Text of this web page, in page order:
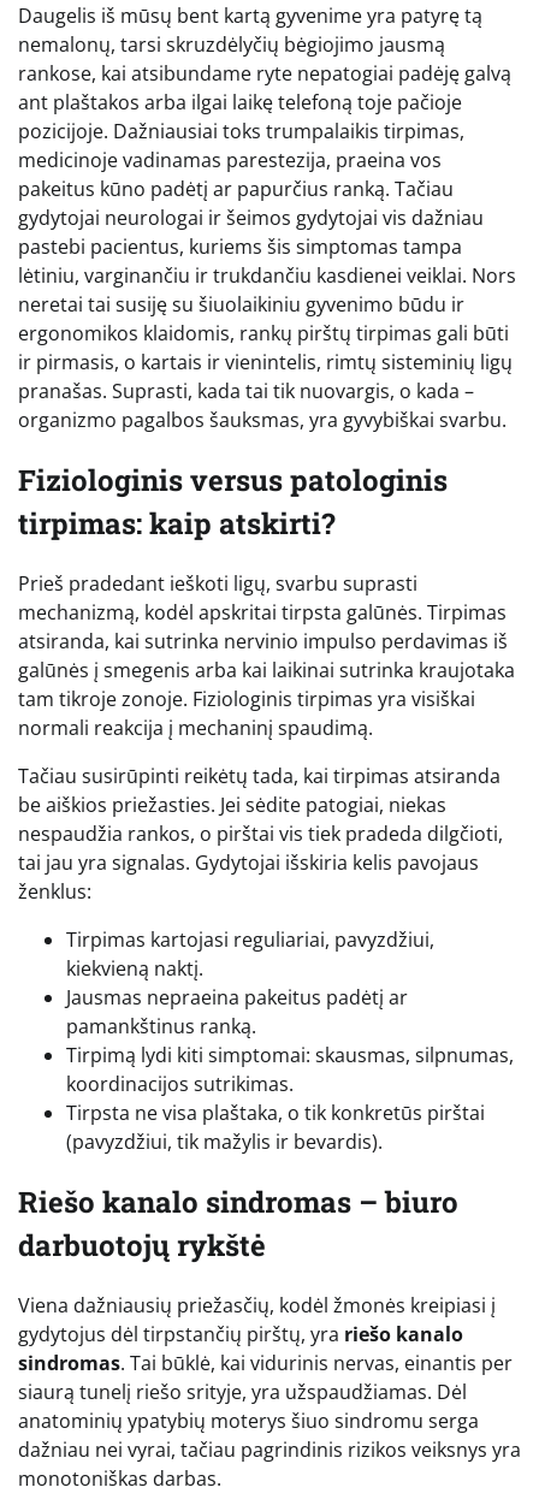
Daugelis iš mūsų bent kartą gyvenime yra patyrę tą
nemalonų, tarsi skruzdėlyčių bėgiojimo jausmą
rankose, kai atsibundame ryte nepatogiai padėję galvą
ant plaštakos arba ilgai laikę telefoną toje pačioje
pozicijoje. Dažniausiai toks trumpalaikis tirpimas,
medicinoje vadinamas parestezija, praeina vos
pakeitus kūno padėtį ar papurčius ranką. Tačiau
gydytojai neurologai ir šeimos gydytojai vis dažniau
pastebi pacientus, kuriems šis simptomas tampa
lėtiniu, varginančiu ir trukdančiu kasdienei veiklai. Nors
neretai tai susiję su šiuolaikiniu gyvenimo būdu ir
ergonomikos klaidomis, rankų pirštų tirpimas gali būti
ir pirmasis, o kartais ir vienintelis, rimtų sisteminių ligų
pranašas. Suprasti, kada tai tik nuovargis, o kada –
organizmo pagalbos šauksmas, yra gyvybiškai svarbu.
Fiziologinis versus patologinis
tirpimas: kaip atskirti?
Prieš pradedant ieškoti ligų, svarbu suprasti
mechanizmą, kodėl apskritai tirpsta galūnės. Tirpimas
atsiranda, kai sutrinka nervinio impulso perdavimas iš
galūnės į smegenis arba kai laikinai sutrinka kraujotaka
tam tikroje zonoje. Fiziologinis tirpimas yra visiškai
normali reakcija į mechaninį spaudimą.
Tačiau susirūpinti reikėtų tada, kai tirpimas atsiranda
be aiškios priežasties. Jei sėdite patogiai, niekas
nespaudžia rankos, o pirštai vis tiek pradeda dilgčioti,
tai jau yra signalas. Gydytojai išskiria kelis pavojaus
ženklus:
Tirpimas kartojasi reguliariai, pavyzdžiui,
kiekvieną naktį.
Jausmas nepraeina pakeitus padėtį ar
pamankštinus ranką.
Tirpimą lydi kiti simptomai: skausmas, silpnumas,
koordinacijos sutrikimas.
Tirpsta ne visa plaštaka, o tik konkretūs pirštai
(pavyzdžiui, tik mažylis ir bevardis).
Riešo kanalo sindromas – biuro
darbuotojų rykštė
Viena dažniausių priežasčių, kodėl žmonės kreipiasi į
gydytojus dėl tirpstančių pirštų, yra riešo kanalo
sindromas. Tai būklė, kai vidurinis nervas, einantis per
siaurą tunelį riešo srityje, yra užspaudžiamas. Dėl
anatominių ypatybių moterys šiuo sindromu serga
dažniau nei vyrai, tačiau pagrindinis rizikos veiksnys yra
monotoniškas darbas.